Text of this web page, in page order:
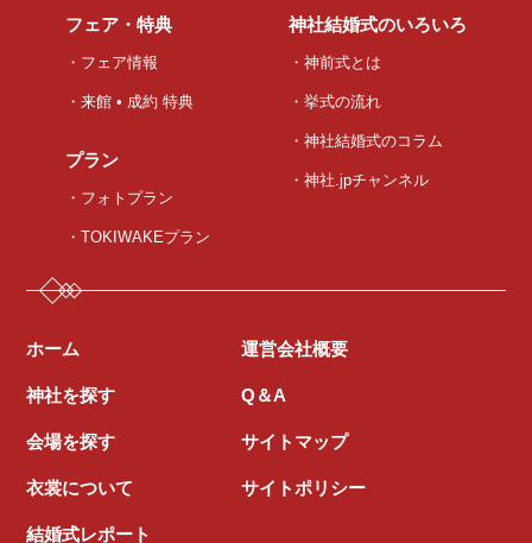
フェア・特典
・フェア情報
・来館 • 成約 特典
プラン
・フォトプラン
・TOKIWAKEプラン
神社結婚式のいろいろ
・神前式とは
・挙式の流れ
・神社結婚式のコラム
・神社.jpチャンネル
ホーム
神社を探す
会場を探す
衣裳について
結婚式レポート
運営会社概要
Q＆A
サイトマップ
サイトポリシー